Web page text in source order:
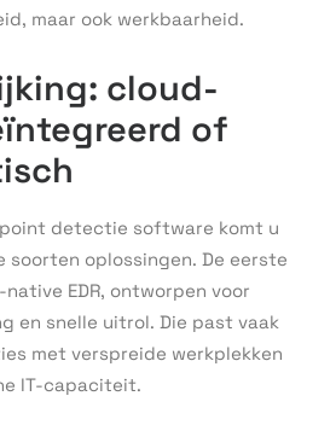
maar ook werkbaarheid.
cloud-
of
detectie software komt u
soorten oplossingen. De eerste
EDR, ontworpen voor
en snelle uitrol. Die past vaak
met verspreide werkplekken
IT-capaciteit.